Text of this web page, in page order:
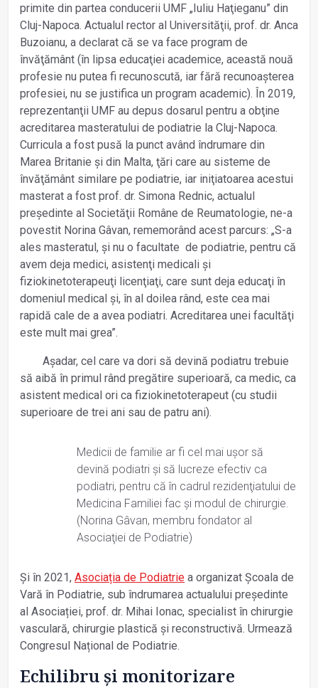
primite din partea conducerii UMF „Iuliu Haţieganu” din
Cluj-Napoca. Actualul rector al Universităţii, prof. dr. Anca
Buzoianu, a declarat că se va face program de
învăţământ (în lipsa educaţiei academice, această nouă
profesie nu putea fi recunoscută, iar fără recunoașterea
profesiei, nu se justifica un program academic). În 2019,
reprezentanţii UMF au depus dosarul pentru a obţine
acreditarea masteratului de podiatrie la Cluj-Napoca.
Curricula a fost pusă la punct având îndrumare din
Marea Britanie și din Malta, ţări care au sisteme de
învăţământ similare pe podiatrie, iar iniţiatoarea acestui
masterat a fost prof. dr. Simona Rednic, actualul
președinte al Societăţii Române de Reumatologie, ne-a
povestit Norina Gâvan, rememorând acest parcurs: „S-a
ales masteratul, și nu o facultate de podiatrie, pentru că
avem deja medici, asistenţi medicali și
fiziokinetoterapeuţi licenţiaţi, care sunt deja educaţi în
domeniul medical și, în al doilea rând, este cea mai
rapidă cale de a avea podiatri. Acreditarea unei facultăţi
este mult mai grea”.
Așadar, cel care va dori să devină podiatru trebuie
să aibă în primul rând pregătire superioară, ca medic, ca
asistent medical ori ca fiziokinetoterapeut (cu studii
superioare de trei ani sau de patru ani).
Medicii de familie ar fi cel mai ușor să
devină podiatri și să lucreze efectiv ca
podiatri, pentru că în cadrul rezidenţiatului de
Medicina Familiei fac și modul de chirurgie.
(Norina Gâvan, membru fondator al
Asociaţiei de Podiatrie)
Și în 2021, Asociația de Podiatrie a organizat Școala de
Vară în Podiatrie, sub îndrumarea actualului președinte
al Asociației, prof. dr. Mihai Ionac, specialist în chirurgie
vasculară, chirurgie plastică și reconstructivă. Urmează
Congresul Național de Podiatrie.
Echilibru și monitorizare